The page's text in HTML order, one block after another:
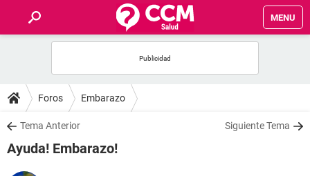
MENU
FOROS
SALUD
FAMILIA
Foros Embarazo
Tema Anterior Siguiente Tema
Ayuda! Embarazo!